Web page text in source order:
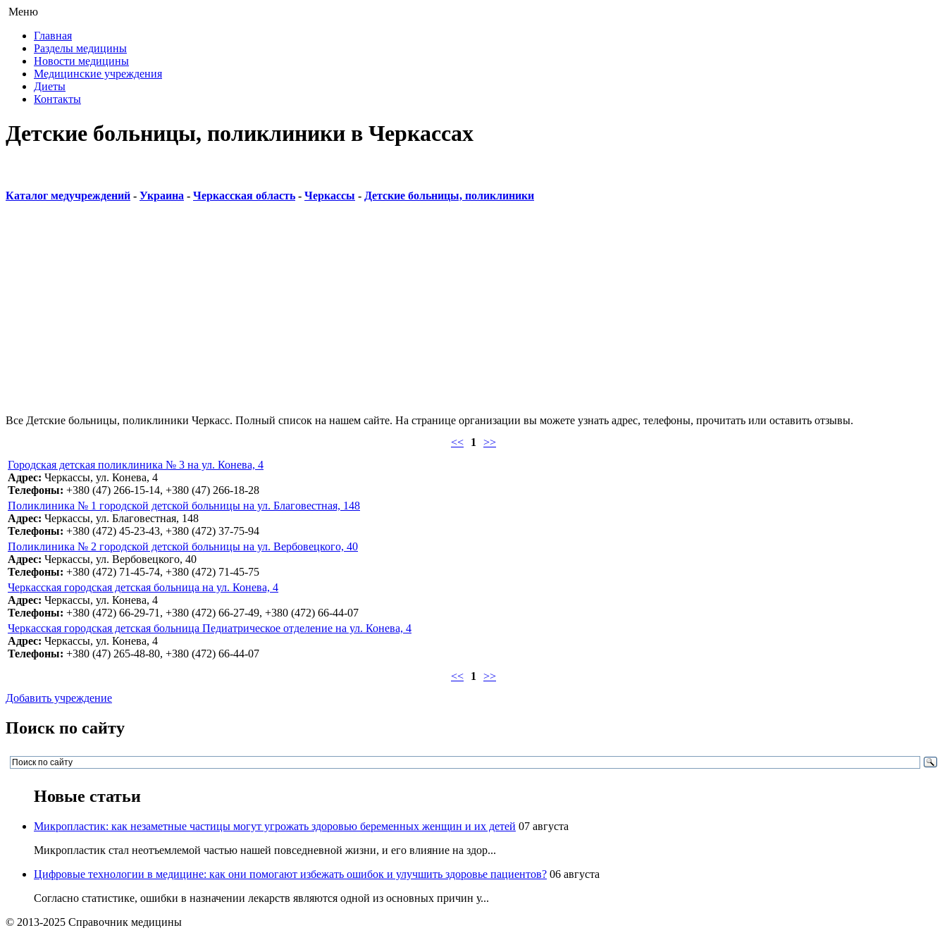
Меню
Главная
Разделы медицины
Новости медицины
Медицинские учреждения
Диеты
Контакты
Детские больницы, поликлиники в Черкассах
Каталог медучреждений - Украина - Черкасская область - Черкассы - Детские больницы, поликлиники
Все Детские больницы, поликлиники Черкасс. Полный список на нашем сайте. На странице организации вы можете узнать адрес, телефоны, прочитать или оставить отзывы.
<<
1 >>
Городская детская поликлиника № 3 на ул. Конева, 4
Адрес: Черкассы, ул. Конева, 4
Телефоны: +380 (47) 266-15-14, +380 (47) 266-18-28
Поликлиника № 1 городской детской больницы на ул. Благовестная, 148
Адрес: Черкассы, ул. Благовестная, 148
Телефоны: +380 (472) 45-23-43, +380 (472) 37-75-94
Поликлиника № 2 городской детской больницы на ул. Вербовецкого, 40
Адрес: Черкассы, ул. Вербовецкого, 40
Телефоны: +380 (472) 71-45-74, +380 (472) 71-45-75
Черкасская городская детская больница на ул. Конева, 4
Адрес: Черкассы, ул. Конева, 4
Телефоны: +380 (472) 66-29-71, +380 (472) 66-27-49, +380 (472) 66-44-07
Черкасская городская детская больница Педиатрическое отделение на ул. Конева, 4
Адрес: Черкассы, ул. Конева, 4
Телефоны: +380 (47) 265-48-80, +380 (472) 66-44-07
<<
1 >>
Добавить учреждение
Поиск по сайту
Новые статьи
Микропластик: как незаметные частицы могут угрожать здоровью беременных женщин и их детей 07 августа
Микропластик стал неотъемлемой частью нашей повседневной жизни, и его влияние на здор...
Цифровые технологии в медицине: как они помогают избежать ошибок и улучшить здоровье пациентов? 06 августа
Согласно статистике, ошибки в назначении лекарств являются одной из основных причин у...
© 2013-2025 Справочник медицины